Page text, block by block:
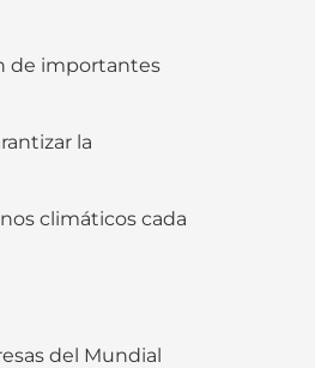
de importantes
la
climáticos cada
del Mundial